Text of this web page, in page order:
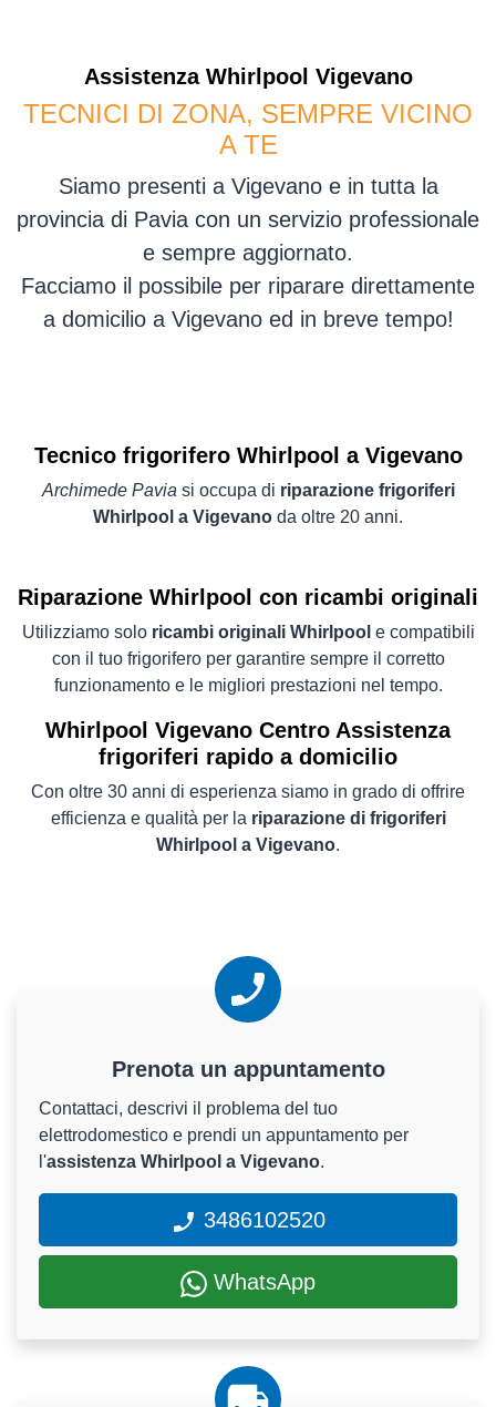
Assistenza Whirlpool Vigevano
TECNICI DI ZONA, SEMPRE VICINO
A TE
Siamo presenti a Vigevano e in tutta la
provincia di Pavia con un servizio professionale
e sempre aggiornato.
Facciamo il possibile per riparare direttamente
a domicilio a Vigevano ed in breve tempo!
Tecnico frigorifero Whirlpool a Vigevano
Archimede Pavia si occupa di riparazione frigoriferi
Whirlpool a Vigevano da oltre 20 anni.
Riparazione Whirlpool con ricambi originali
Utilizziamo solo ricambi originali Whirlpool e compatibili
con il tuo frigorifero per garantire sempre il corretto
funzionamento e le migliori prestazioni nel tempo.
Whirlpool Vigevano Centro Assistenza
frigoriferi rapido a domicilio
Con oltre 30 anni di esperienza siamo in grado di offrire
efficienza e qualità per la riparazione di frigoriferi
Whirlpool a Vigevano.
Prenota un appuntamento
Contattaci, descrivi il problema del tuo
elettrodomestico e prendi un appuntamento per
l'assistenza Whirlpool a Vigevano.
3486102520
WhatsApp